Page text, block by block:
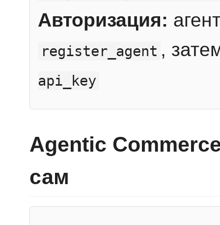
Авторизация:
register_agent ,
api_key
Agentic
сам